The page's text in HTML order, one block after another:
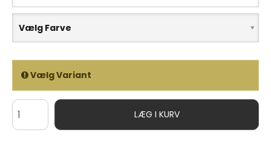
Vælg Farve
Vælg Variant
LÆG I KURV